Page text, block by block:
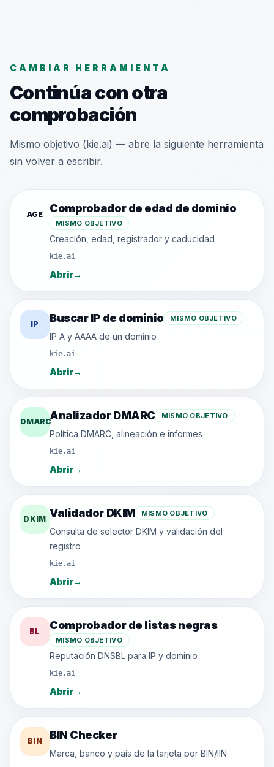
CAMBIAR HERRAMIENTA
Continúa con otra
comprobación
Mismo objetivo (kie.ai) — abre la siguiente herramienta
sin volver a escribir.
AGE Comprobador de edad de dominio
MISMO OBJETIVO
Creación, edad, registrador y caducidad
kie.ai
Abrir→
IP Buscar IP de dominio MISMO OBJETIVO
IP A y AAAA de un dominio
kie.ai
Abrir→
DMARCAnalizador DMARC MISMO OBJETIVO
Política DMARC, alineación e informes
kie.ai
Abrir→
DKIM Validador DKIM MISMO OBJETIVO
Consulta de selector DKIM y validación del
registro
kie.ai
Abrir→
BL Comprobador de listas negras
MISMO OBJETIVO
Reputación DNSBL para IP y dominio
kie.ai
Abrir→
BIN BIN Checker
Marca, banco y país de la tarjeta por BIN/IIN